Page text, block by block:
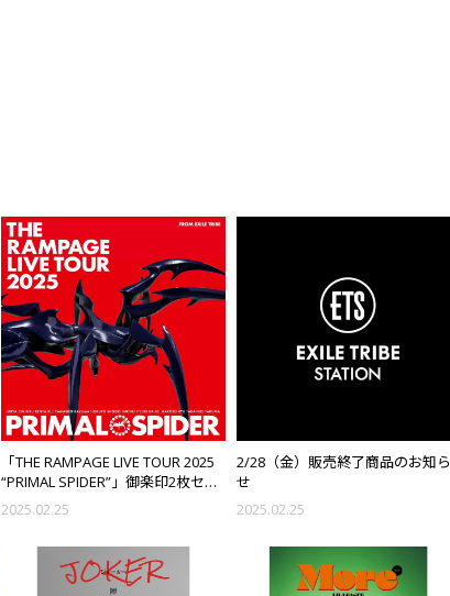
「THE RAMPAGE LIVE TOUR 2025
“PRIMAL SPIDER”」御楽印2枚セッ
ト絵柄解禁!!
2025.02.25
2/28（金）販売終了商品のお知ら
せ
2025.02.25